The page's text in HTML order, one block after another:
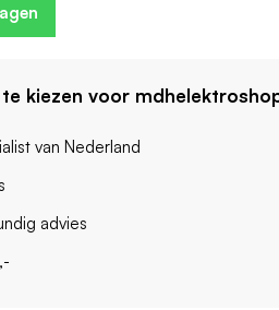
kiezen voor
van Nederland
advies